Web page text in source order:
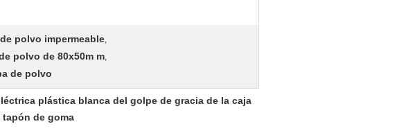
polvo impermeable,
polvo de 80x50m m,
de polvo
plástica blanca del golpe de gracia de la caja
de goma